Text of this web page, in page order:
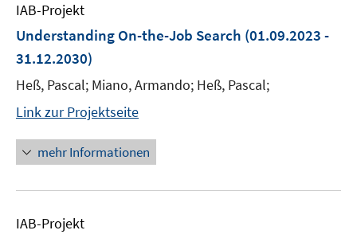
IAB-Projekt
Understanding On-the-Job Search (01.09.2023 -
31.12.2030)
Heß, Pascal; Miano, Armando; Heß, Pascal;
Link zur Projektseite
mehr Informationen
IAB-Projekt